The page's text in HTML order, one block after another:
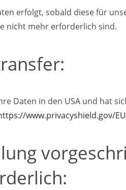
erfolgt, sobald diese für
nicht mehr erforderlich sind.
Daten in den USA und hat
www.privacyshield.gov/